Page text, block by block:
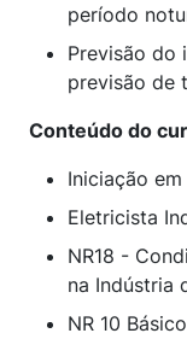
período
Previsão do
previsão de
Conteúdo do
Iniciação
Eletricista
NR18 -
na Indústria
NR 10